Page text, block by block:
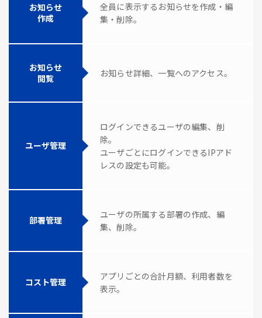
お知らせ
作成
全員に表示するお知らせを作成・編
集・削除。
お知らせ
閲覧
お知らせ詳細、一覧へのアクセス。
ユーザ管理
ログインできるユーザの編集、削
除。
ユーザごとにログインできるIPアド
レスの設定も可能。
部署管理
ユーザの所属する部署の作成、編
集、削除。
コスト管理
アプリごとの合計月額、利用者数を
表示。